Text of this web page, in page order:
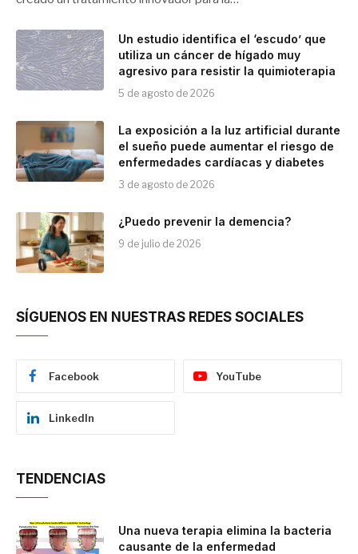
Un estudio identifica el ‘escudo’ que
utiliza un cáncer de hígado muy
agresivo para resistir la quimioterapia
5 de agosto de 2026
La exposición a la luz artificial durante
el sueño puede aumentar el riesgo de
enfermedades cardíacas y diabetes
3 de agosto de 2026
¿Puedo prevenir la demencia?
9 de julio de 2026
SÍGUENOS EN NUESTRAS REDES SOCIALES
Facebook YouTube
LinkedIn
TENDENCIAS
Una nueva terapia elimina la bacteria
causante de la enfermedad